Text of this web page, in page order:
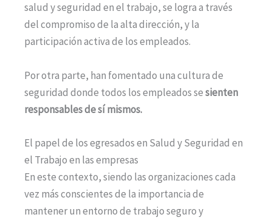
salud y seguridad en el trabajo, se logra a través
del compromiso de la alta dirección, y la
participación activa de los empleados.
Por otra parte, han fomentado una cultura de
seguridad donde todos los empleados sesienten
responsables de sí mismos.
El papel de los egresados en Salud y Seguridad en
el Trabajo en las empresas
En este contexto, siendo las organizaciones cada
vez más conscientes de la importancia de
mantener un entorno de trabajo seguro y